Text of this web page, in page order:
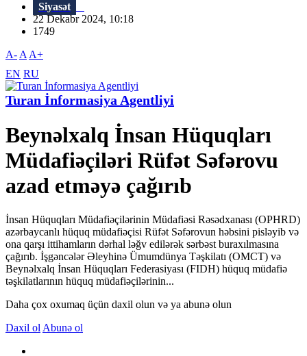
Siyasət
22 Dekabr 2024, 10:18
1749
A- A A+
EN RU
Turan İnformasiya Agentliyi
Beynəlxalq İnsan Hüquqları
Müdafiəçiləri Rüfət Səfərovu
azad etməyə çağırıb
İnsan Hüquqları Müdafiəçilərinin Müdafiəsi Rəsədxanası (OPHRD)
azərbaycanlı hüquq müdafiəçisi Rüfət Səfərovun həbsini pisləyib və
ona qarşı ittihamların dərhal ləğv edilərək sərbəst buraxılmasına
çağırıb. İşgəncələr Əleyhinə Ümumdünya Təşkilatı (OMCT) və
Beynəlxalq İnsan Hüquqları Federasiyası (FIDH) hüquq müdafiə
təşkilatlarının hüquq müdafiəçilərinin...
Daha çox oxumaq üçün daxil olun və ya abunə olun
Daxil ol Abunə ol